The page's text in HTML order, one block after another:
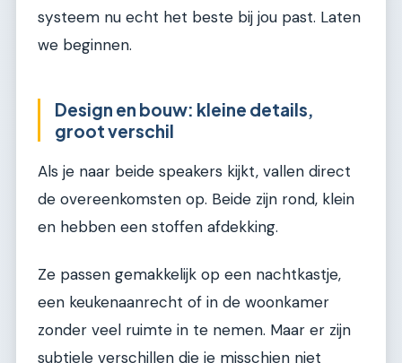
systeem nu echt het beste bij jou past. Laten
we beginnen.
Design en bouw: kleine details,
groot verschil
Als je naar beide speakers kijkt, vallen direct
de overeenkomsten op. Beide zijn rond, klein
en hebben een stoffen afdekking.
Ze passen gemakkelijk op een nachtkastje,
een keukenaanrecht of in de woonkamer
zonder veel ruimte in te nemen. Maar er zijn
subtiele verschillen die je misschien niet